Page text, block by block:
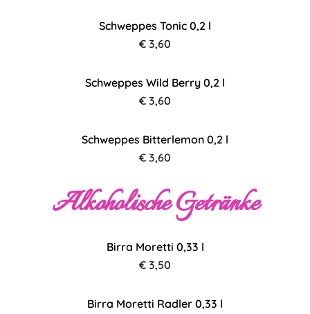
Schweppes Tonic 0,2 l
€ 3,60
Schweppes Wild Berry 0,2 l
€ 3,60
Schweppes Bitterlemon 0,2 l
€ 3,60
Alkoholische Getränke
Birra Moretti 0,33 l
€ 3,50
Birra Moretti Radler 0,33 l